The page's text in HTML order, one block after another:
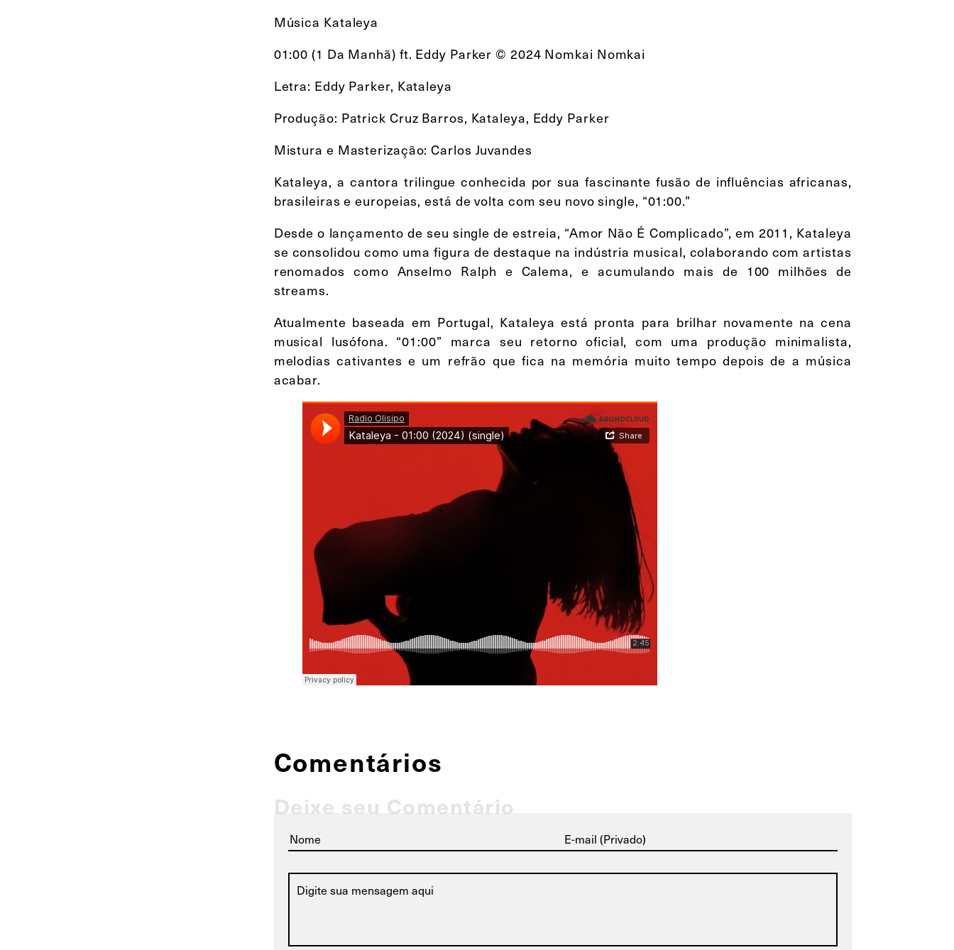
Música Kataleya
01:00 (1 Da Manhã) ft. Eddy Parker © 2024 Nomkai Nomkai
Letra: Eddy Parker, Kataleya
Produção: Patrick Cruz Barros, Kataleya, Eddy Parker
Mistura e Masterização: Carlos Juvandes
Kataleya, a cantora trilingue conhecida por sua fascinante fusão de influências africanas,
brasileiras e europeias, está de volta com seu novo single, “01:00.”
Desde o lançamento de seu single de estreia, “Amor Não É Complicado”, em 2011, Kataleya
se consolidou como uma figura de destaque na indústria musical, colaborando com artistas
renomados como Anselmo Ralph e Calema, e acumulando mais de 100 milhões de
streams.
Atualmente baseada em Portugal, Kataleya está pronta para brilhar novamente na cena
musical lusófona. “01:00” marca seu retorno oficial, com uma produção minimalista,
melodias cativantes e um refrão que fica na memória muito tempo depois de a música
acabar.
Comentários
Deixe seu Comentário